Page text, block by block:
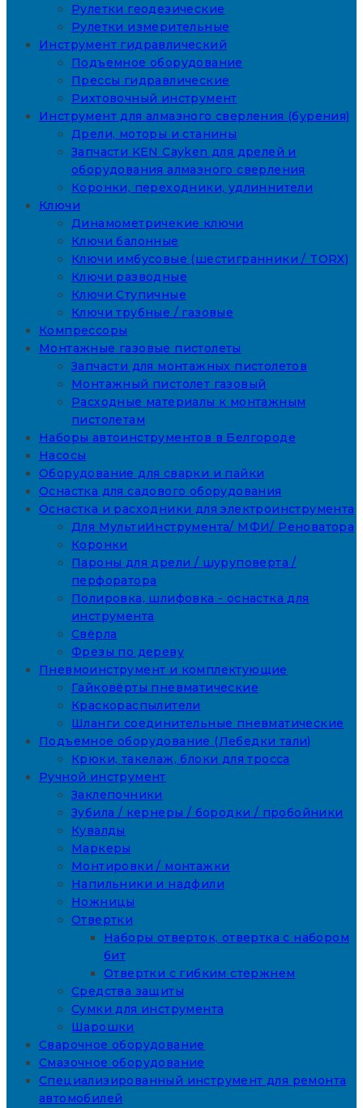
Рулетки геодезические
Рулетки измерительные
Инструмент гидравлический
Подъемное оборудование
Прессы гидравлические
Рихтовочный инструмент
Инструмент для алмазного сверления (бурения)
Дрели, моторы и станины
Запчасти KEN Cayken для дрелей и
оборудования алмазного сверления
Коронки, переходники, удлиннители
Ключи
Динамометричекие ключи
Ключи балонные
Ключи имбусовые (шестигранники / TORX)
Ключи разводные
Ключи Ступичные
Ключи трубные / газовые
Компрессоры
Монтажные газовые пистолеты
Запчасти для монтажных пистолетов
Монтажный пистолет газовый
Расходные материалы к монтажным
пистолетам
Наборы автоинструментов в Белгороде
Насосы
Оборудование для сварки и пайки
Оснастка для садового оборудования
Оснастка и расходники для электроинструмента
Для МультиИнструмента/ МФИ/ Реноватора
Коронки
Пароны для дрели / шуруповерта /
перфоратора
Полировка, шлифовка - оснастка для
инструмента
Свёрла
Фрезы по дереву
Пневмоинструмент и комплектующие
Гайковёрты пневматические
Краскораспылители
Шланги соединительные пневматические
Подъемное оборудование (Лебедки тали)
Крюки, такелаж, блоки для тросса
Ручной инструмент
Заклепочники
Зубила / кернеры / бородки / пробойники
Кувалды
Маркеры
Монтировки / монтажки
Напильники и надфили
Ножницы
Отвертки
Наборы отверток, отвертка с набором
бит
Отвертки с гибким стержнем
Средства защиты
Сумки для инструмента
Шарошки
Сварочное оборудование
Смазочное оборудование
Специализированный инструмент для ремонта
автомобилей